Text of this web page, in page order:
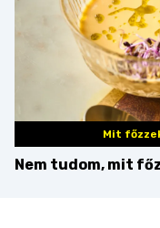
Mit
Nem tudom, mit